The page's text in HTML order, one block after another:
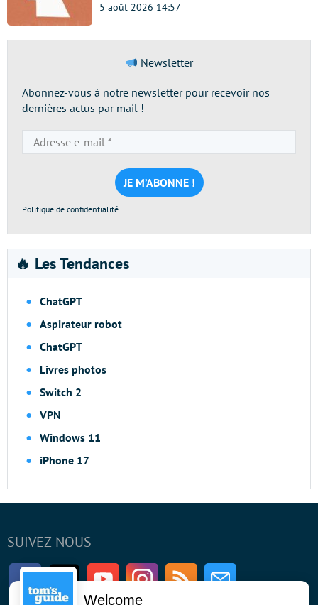
5 août 2026 14:57
Newsletter
Abonnez-vous à notre newsletter pour recevoir nos
dernières actus par mail !
e-
mail
*
Politique de confidentialité
🔥 Les Tendances
ChatGPT
Aspirateur robot
ChatGPT
Livres photos
Switch 2
VPN
Windows 11
iPhone 17
SUIVEZ-NOUS
FacebookTwitter Youtube InstagramRSS Newsletter
Welcome